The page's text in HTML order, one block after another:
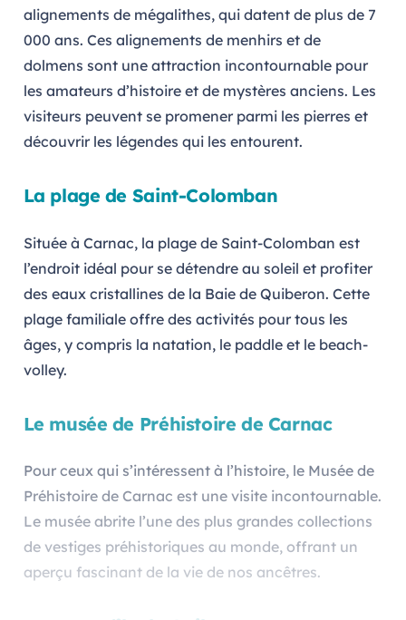
alignements de mégalithes, qui datent de plus de 7
000 ans. Ces alignements de menhirs et de
dolmens sont une attraction incontournable pour
les amateurs d’histoire et de mystères anciens. Les
visiteurs peuvent se promener parmi les pierres et
découvrir les légendes qui les entourent.
La plage de Saint-Colomban
Située à Carnac, la plage de Saint-Colomban est
l’endroit idéal pour se détendre au soleil et profiter
des eaux cristallines de la Baie de Quiberon. Cette
plage familiale offre des activités pour tous les
âges, y compris la natation, le paddle et le beach-
volley.
Le musée de Préhistoire de Carnac
Pour ceux qui s’intéressent à l’histoire, le Musée de
Préhistoire de Carnac est une visite incontournable.
Le musée abrite l’une des plus grandes collections
de vestiges préhistoriques au monde, offrant un
aperçu fascinant de la vie de nos ancêtres.